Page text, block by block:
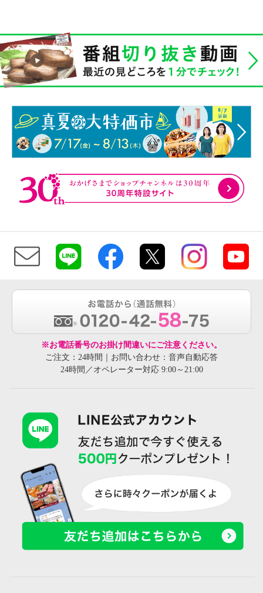
※お電話番号のお掛け間違いにご注意ください。
ご注文：24時間｜お問い合わせ：音声自動応答
24時間／オペレーター対応 9:00～21:00